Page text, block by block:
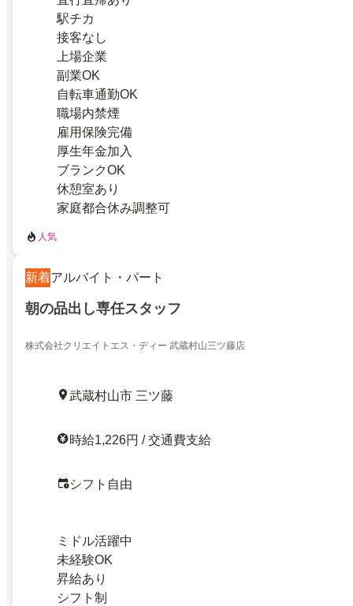
駅チカ
接客なし
上場企業
副業OK
自転車通勤OK
職場内禁煙
雇用保険完備
厚生年金加入
ブランクOK
休憩室あり
家庭都合休み調整可
人気
新着アルバイト・パート
朝の品出し専任スタッフ
株式会社クリエイトエス・ディー 武蔵村山三ツ藤店
武蔵村山市 三ツ藤
時給1,226円 / 交通費支給
シフト自由
ミドル活躍中
未経験OK
昇給あり
シフト制